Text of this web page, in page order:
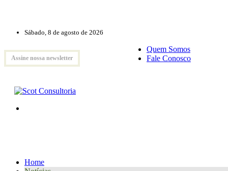
Sábado, 8 de agosto de 2026
Assine nossa newsletter
Quem Somos
Fale Conosco
Home